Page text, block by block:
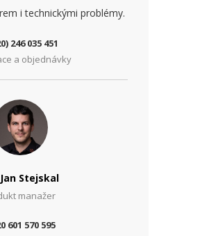
Ne
Ano
Ano
12
0.9
i technickými problémy.
246 035 451
a objednávky
Stejskal
manažer
601 570 595